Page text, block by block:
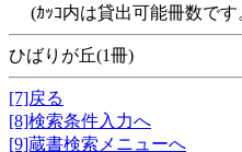
(ｶｯｺ内は貸出可能冊数です
ひばりが丘(1冊)
[7]戻る
[8]検索条件入力へ
[9]蔵書検索メニューへ